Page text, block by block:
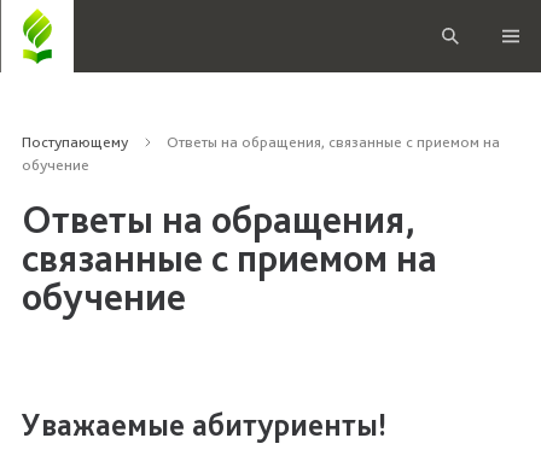
Поступающему
Ответы на обращения, связанные с приемом на
обучение
Ответы на обращения,
связанные с приемом на
обучение
Уважаемые абитуриенты!